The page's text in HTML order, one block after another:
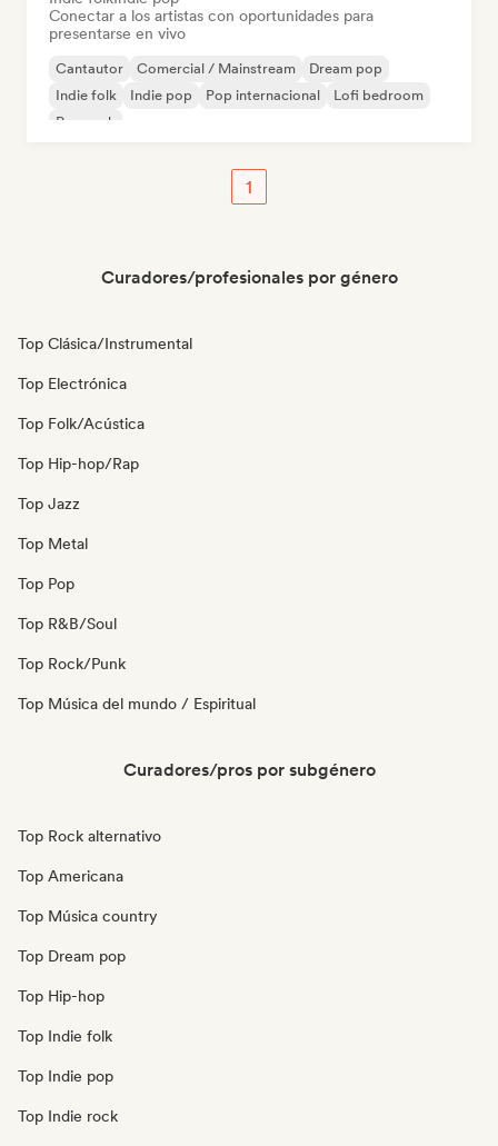
Conectar a los artistas con oportunidades para
presentarse en vivo
Cantautor Comercial / Mainstream
Dream pop
Indie folk
Indie pop Pop internacional
Lofi bedroom
Pop rock
1
Curadores/profesionales por género
Top Clásica/Instrumental
Top Electrónica
Top Folk/Acústica
Top Hip-hop/Rap
Top Jazz
Top Metal
Top Pop
Top R&B/Soul
Top Rock/Punk
Top Música del mundo / Espiritual
Curadores/pros por subgénero
Top Rock alternativo
Top Americana
Top Música country
Top Dream pop
Top Hip-hop
Top Indie folk
Top Indie pop
Top Indie rock